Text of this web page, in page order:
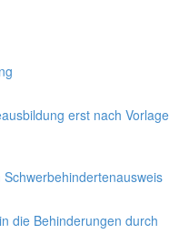
erst nach Vorlage
die Behinderungen durch